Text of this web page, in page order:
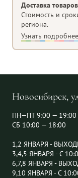
Доставка
Стоимость и
региона.
Узнать подробнее
Новосибирск,
ПН—ПТ 9:00 — 19:00
СБ 10:00 — 18:00
1,2 ЯНВАРЯ -
3,4,5 ЯНВАРЯ - С
6,7,8 ЯНВАРЯ -
9,10 ЯНВАРЯ - С